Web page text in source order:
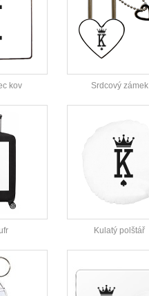
kov Srdcový zámek
Kulatý polštář